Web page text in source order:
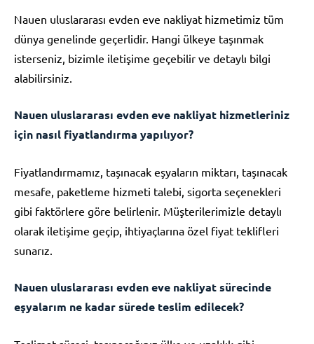
Nauen uluslararası evden eve nakliyat hizmetimiz tüm
dünya genelinde geçerlidir. Hangi ülkeye taşınmak
isterseniz, bizimle iletişime geçebilir ve detaylı bilgi
alabilirsiniz.
Nauen uluslararası evden eve nakliyat hizmetleriniz
için nasıl fiyatlandırma yapılıyor?
Fiyatlandırmamız, taşınacak eşyaların miktarı, taşınacak
mesafe, paketleme hizmeti talebi, sigorta seçenekleri
gibi faktörlere göre belirlenir. Müşterilerimizle detaylı
olarak iletişime geçip, ihtiyaçlarına özel fiyat teklifleri
sunarız.
Nauen uluslararası evden eve nakliyat sürecinde
eşyalarım ne kadar sürede teslim edilecek?